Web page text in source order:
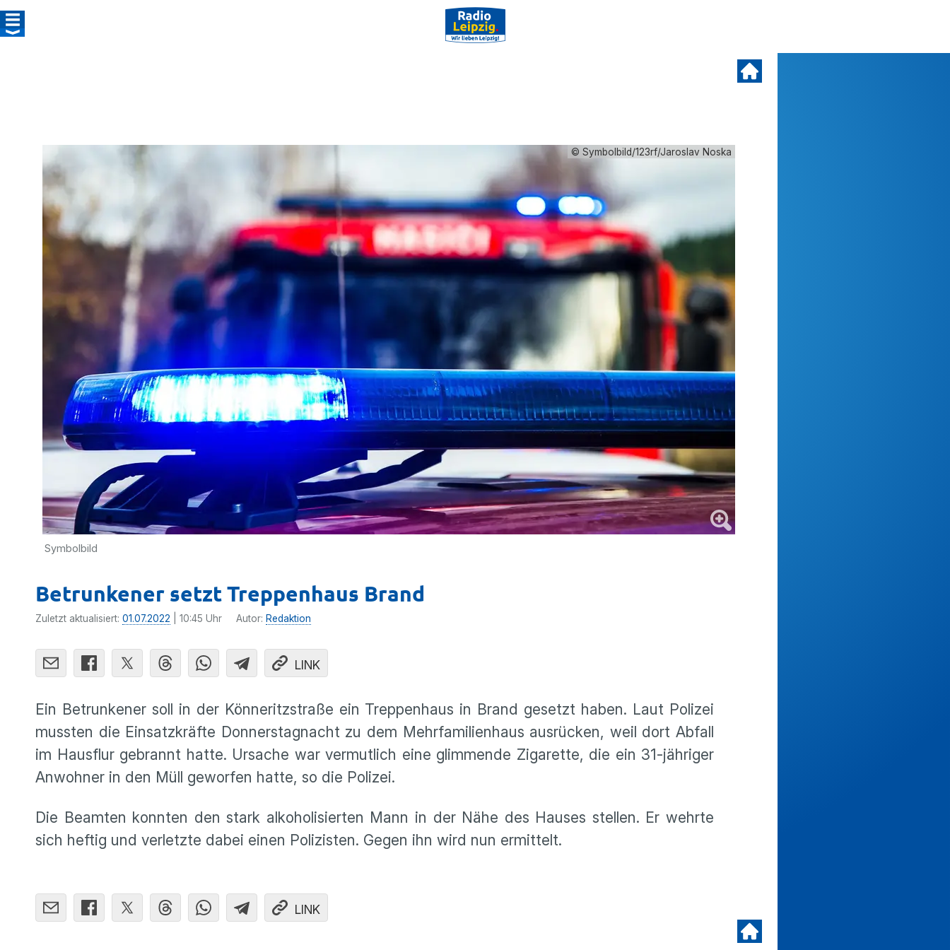
© Symbolbild/123rf/Jaroslav Noska
Symbolbild
Betrunkener setzt Treppenhaus Brand
Zuletzt aktualisiert: 01.07.2022 | 10:45 Uhr Autor: Redaktion
LINK
Ein Betrunkener soll in der Könneritzstraße ein Treppenhaus in Brand gesetzt haben. Laut Polizei
mussten die Einsatzkräfte Donnerstagnacht zu dem Mehrfamilienhaus ausrücken, weil dort Abfall
im Hausflur gebrannt hatte. Ursache war vermutlich eine glimmende Zigarette, die ein 31-jähriger
Anwohner in den Müll geworfen hatte, so die Polizei.
Die Beamten konnten den stark alkoholisierten Mann in der Nähe des Hauses stellen. Er wehrte
sich heftig und verletzte dabei einen Polizisten. Gegen ihn wird nun ermittelt.
LINK